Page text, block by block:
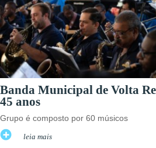
Banda Municipal de Volta
45 anos
Grupo é composto por 60 músicos
leia mais